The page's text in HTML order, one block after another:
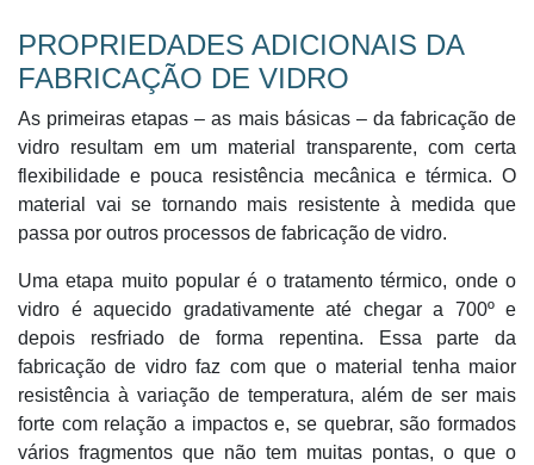
PROPRIEDADES ADICIONAIS DA
FABRICAÇÃO DE VIDRO
As primeiras etapas – as mais básicas – da fabricação de
vidro resultam em um material transparente, com certa
flexibilidade e pouca resistência mecânica e térmica. O
material vai se tornando mais resistente à medida que
passa por outros processos de fabricação de vidro.
Uma etapa muito popular é o tratamento térmico, onde o
vidro é aquecido gradativamente até chegar a 700º e
depois resfriado de forma repentina. Essa parte da
fabricação de vidro faz com que o material tenha maior
resistência à variação de temperatura, além de ser mais
forte com relação a impactos e, se quebrar, são formados
vários fragmentos que não tem muitas pontas, o que o